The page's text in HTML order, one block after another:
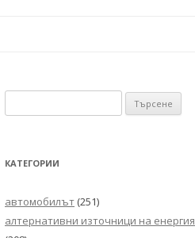
за:
КАТЕГОРИИ
автомобилът (251)
алтернативни източници на енергия